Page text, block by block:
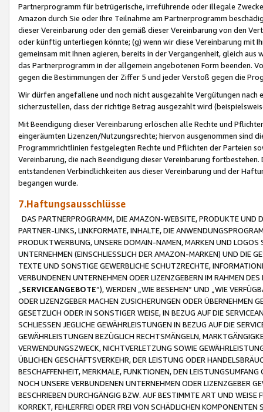
Partnerprogramm für betrügerische, irreführende oder illegale
Amazon durch Sie oder Ihre Teilnahme am Partnerprogramm
dieser Vereinbarung oder den gemäß dieser Vereinbarung von den
oder künftig unterliegen könnte; (g) wenn wir diese Vereinbarung mit
gemeinsam mit Ihnen agieren, bereits in der Vergangenheit, gleich
das Partnerprogramm in der allgemein angebotenen Form beenden.
gegen die Bestimmungen der Ziffer 5 und jeder Verstoß gegen die
Wir dürfen angefallene und noch nicht ausgezahlte Vergütungen
sicherzustellen, dass der richtige Betrag ausgezahlt wird
Mit Beendigung dieser Vereinbarung erlöschen alle Rechte und
eingeräumten Lizenzen/Nutzungsrechte; hiervon ausgenommen sind
Programmrichtlinien festgelegten Rechte und Pflichten der Parteien
Vereinbarung, die nach Beendigung dieser Vereinbarung
entstandenen Verbindlichkeiten aus dieser Vereinbarung und der
begangen wurde.
7.Haftungsausschlüsse
DAS PARTNERPROGRAMM, DIE AMAZON-WEBSITE, PRODUKTE UND
PARTNER-LINKS, LINKFORMATE, INHALTE, DIE
PRODUKTWERBUNG, UNSERE DOMAIN-NAMEN, MARKEN UND
UNTERNEHMEN (EINSCHLIESSLICH DER AMAZON-MARKEN) UND DIE
TEXTE UND SONSTIGE GEWERBLICHE SCHUTZRECHTE,
VERBUNDENEN UNTERNEHMEN ODER LIZENZGEBERN IM RAHMEN
SERVICEANGEBOTE“), WERDEN „WIE BESEHEN“ UND „WIE
ODER LIZENZGEBER MACHEN ZUSICHERUNGEN ODER ÜBERNEHMEN
GESETZLICH ODER IN SONSTIGER WEISE, IN BEZUG AUF DIE
SCHLIESSEN JEGLICHE GEWÄHRLEISTUNGEN IN BEZUG AUF DIE
GEWÄHRLEISTUNGEN BEZÜGLICH RECHTSMÄNGELN,
VERWENDUNGSZWECK, NICHTVERLETZUNG SOWIE
ÜBLICHEN GESCHÄFTSVERKEHR, DER LEISTUNG ODER
BESCHAFFENHEIT, MERKMALE, FUNKTIONEN, DEN
NOCH UNSERE VERBUNDENEN UNTERNEHMEN ODER LIZENZGEBER
BESCHRIEBEN DURCHGÄNGIG BZW. AUF BESTIMMTE ART UND
KORREKT, FEHLERFREI ODER FREI VON SCHÄDLICHEN